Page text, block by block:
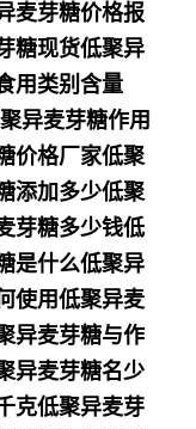
麦芽糖价格报
糖现货低聚异
用类别含量
异麦芽糖作用
价格厂家低聚
添加多少低聚
芽糖多少钱低
是什么低聚异
使用低聚异麦
异麦芽糖与作
异麦芽糖名少
克低聚异麦芽